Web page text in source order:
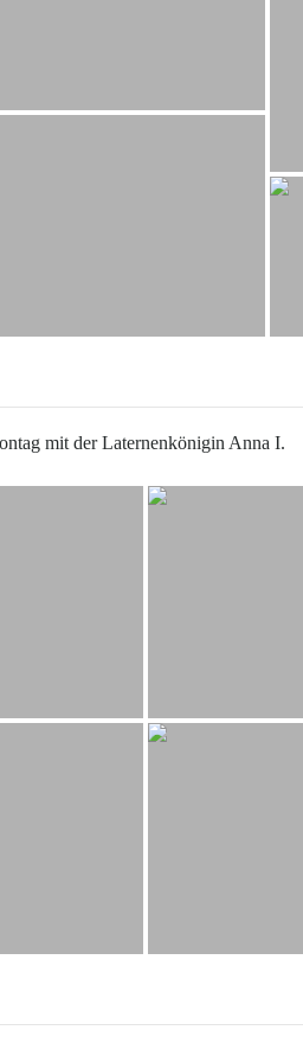
mit der Laternenkönigin Anna I.